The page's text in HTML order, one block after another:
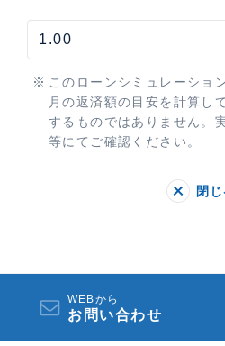
このローンシミュレーショ
月の返済額の目安を計算し
するものではありません。
等にてご確認ください。
閉じ
WEBから
お問い合わせ